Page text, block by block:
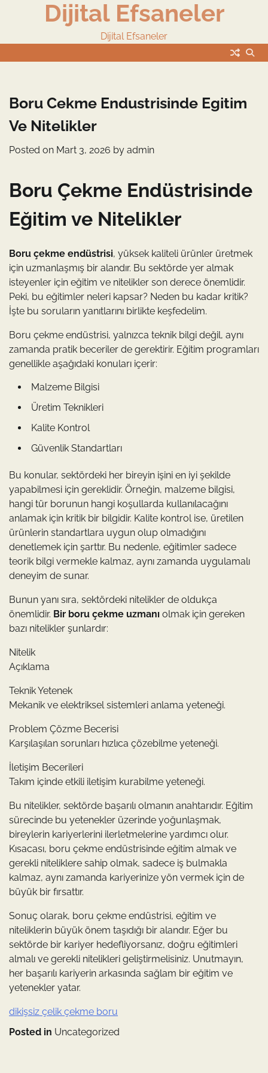
Dijital Efsaneler
Dijital Efsaneler
Boru Cekme Endustrisinde Egitim
Ve Nitelikler
Posted on Mart 3, 2026 by admin
Boru Çekme Endüstrisinde
Eğitim ve Nitelikler
Boru çekme endüstrisi, yüksek kaliteli ürünler üretmek
için uzmanlaşmış bir alandır. Bu sektörde yer almak
isteyenler için eğitim ve nitelikler son derece önemlidir.
Peki, bu eğitimler neleri kapsar? Neden bu kadar kritik?
İşte bu soruların yanıtlarını birlikte keşfedelim.
Boru çekme endüstrisi, yalnızca teknik bilgi değil, aynı
zamanda pratik beceriler de gerektirir. Eğitim programları
genellikle aşağıdaki konuları içerir:
Malzeme Bilgisi
Üretim Teknikleri
Kalite Kontrol
Güvenlik Standartları
Bu konular, sektördeki her bireyin işini en iyi şekilde
yapabilmesi için gereklidir. Örneğin, malzeme bilgisi,
hangi tür borunun hangi koşullarda kullanılacağını
anlamak için kritik bir bilgidir. Kalite kontrol ise, üretilen
ürünlerin standartlara uygun olup olmadığını
denetlemek için şarttır. Bu nedenle, eğitimler sadece
teorik bilgi vermekle kalmaz, aynı zamanda uygulamalı
deneyim de sunar.
Bunun yanı sıra, sektördeki nitelikler de oldukça
önemlidir. Bir boru çekme uzmanı olmak için gereken
bazı nitelikler şunlardır:
Nitelik
Açıklama
Teknik Yetenek
Mekanik ve elektriksel sistemleri anlama yeteneği.
Problem Çözme Becerisi
Karşılaşılan sorunları hızlıca çözebilme yeteneği.
İletişim Becerileri
Takım içinde etkili iletişim kurabilme yeteneği.
Bu nitelikler, sektörde başarılı olmanın anahtarıdır. Eğitim
sürecinde bu yetenekler üzerinde yoğunlaşmak,
bireylerin kariyerlerini ilerletmelerine yardımcı olur.
Kısacası, boru çekme endüstrisinde eğitim almak ve
gerekli niteliklere sahip olmak, sadece iş bulmakla
kalmaz, aynı zamanda kariyerinize yön vermek için de
büyük bir fırsattır.
Sonuç olarak, boru çekme endüstrisi, eğitim ve
niteliklerin büyük önem taşıdığı bir alandır. Eğer bu
sektörde bir kariyer hedefliyorsanız, doğru eğitimleri
almalı ve gerekli nitelikleri geliştirmelisiniz. Unutmayın,
her başarılı kariyerin arkasında sağlam bir eğitim ve
yetenekler yatar.
dikişsiz çelik çekme boru
Posted in Uncategorized